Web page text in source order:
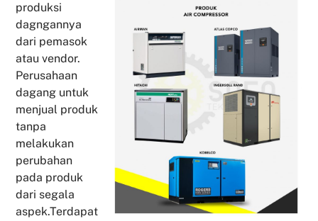
produksi
dagngannya
dari pemasok
atau vendor.
Perusahaan
dagang untuk
menjual produk
tanpa
melakukan
perubahan
pada produk
dari segala
aspek.Terdapat